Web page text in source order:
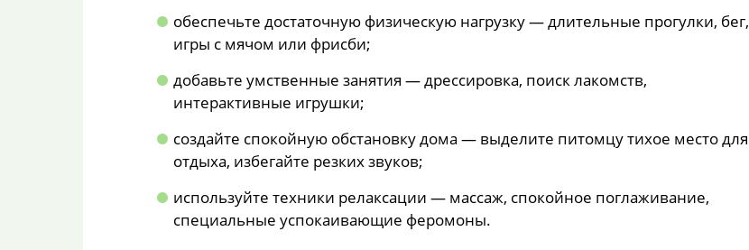
обеспечьте достаточную физическую нагрузку — длительные прогулки, бег,
игры с мячом или фрисби;
добавьте умственные занятия — дрессировка, поиск лакомств,
интерактивные игрушки;
создайте спокойную обстановку дома — выделите питомцу тихое место для
отдыха, избегайте резких звуков;
используйте техники релаксации — массаж, спокойное поглаживание,
специальные успокаивающие феромоны.